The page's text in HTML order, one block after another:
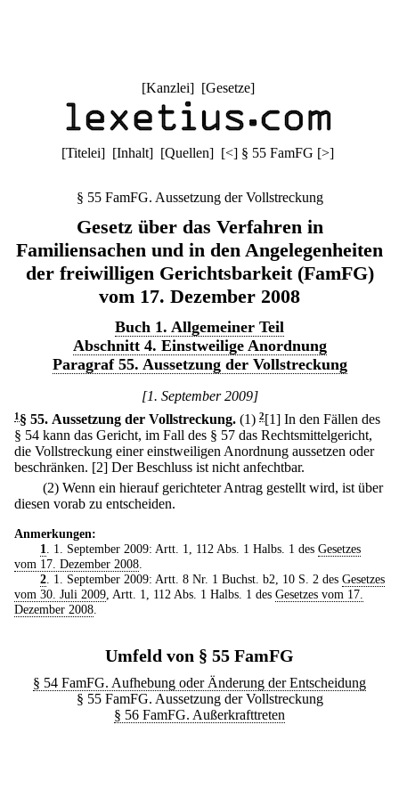
[Kanzlei] [Gesetze]
[Titelei] [Inhalt] [Quellen] [<] § 55 FamFG [>]
§ 55 FamFG. Aussetzung der Vollstreckung
Gesetz über das Verfahren in
Familiensachen und in den Angelegenheiten
der freiwilligen Gerichtsbarkeit (FamFG)
vom 17. Dezember 2008
Buch 1. Allgemeiner Teil
Abschnitt 4. Einstweilige Anordnung
Paragraf 55. Aussetzung der Vollstreckung
[1. September 2009]
1 § 55. Aussetzung der Vollstreckung. (1) 2[1] In den Fällen des
§ 54 kann das Gericht, im Fall des § 57 das Rechtsmittelgericht,
die Vollstreckung einer einstweiligen Anordnung aussetzen oder
beschränken. [2] Der Beschluss ist nicht anfechtbar.
(2) Wenn ein hierauf gerichteter Antrag gestellt wird, ist über
diesen vorab zu entscheiden.
Anmerkungen:
1. 1. September 2009: Artt. 1, 112 Abs. 1 Halbs. 1 des Gesetzes
vom 17. Dezember 2008.
2. 1. September 2009: Artt. 8 Nr. 1 Buchst. b2, 10 S. 2 des Gesetzes
vom 30. Juli 2009, Artt. 1, 112 Abs. 1 Halbs. 1 des Gesetzes vom 17.
Dezember 2008.
Umfeld von § 55 FamFG
§ 54 FamFG. Aufhebung oder Änderung der Entscheidung
§ 55 FamFG. Aussetzung der Vollstreckung
§ 56 FamFG. Außerkrafttreten